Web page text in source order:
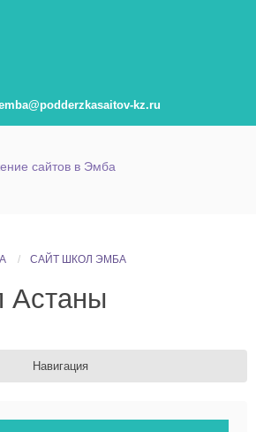
kz.ru
САЙТ ШКОЛ ЭМБА
Астаны
Навигация